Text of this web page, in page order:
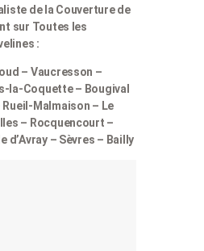
de la Couverture de
sur Toutes les
:
– Vaucresson –
la-Coquette – Bougival
Malmaison – Le
– Rocquencourt –
d’Avray – Sèvres – Bailly